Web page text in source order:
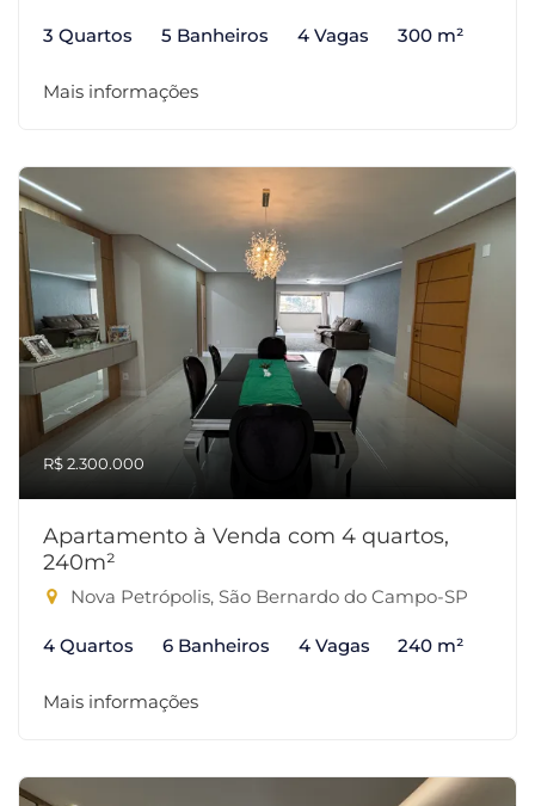
3 Quartos 5 Banheiros 4 Vagas 300 m²
Mais informações
R$ 2.300.000
Apartamento à Venda com 4 quartos,
240m²
Nova Petrópolis, São Bernardo do Campo-SP
4 Quartos 6 Banheiros 4 Vagas 240 m²
Mais informações